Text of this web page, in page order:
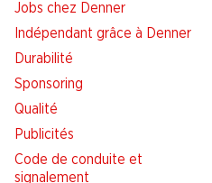
Jobs chez Denner
Indépendant grâce à Denner
Durabilité
Sponsoring
Qualité
Publicités
Code de conduite et
signalement